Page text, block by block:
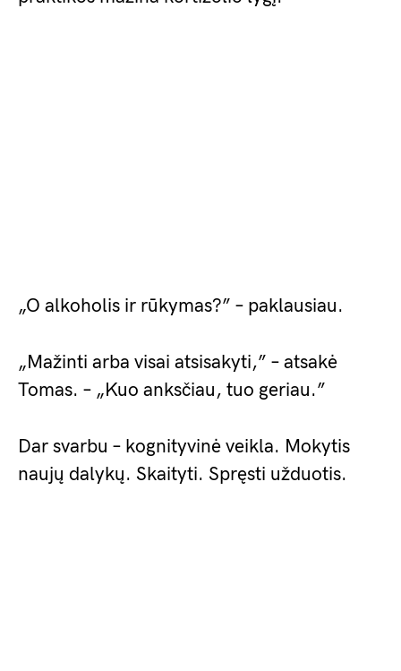
„O alkoholis ir rūkymas?” – paklausiau.
„Mažinti arba visai atsisakyti,” – atsakė
Tomas. – „Kuo anksčiau, tuo geriau.”
Dar svarbu – kognityvinė veikla. Mokytis
naujų dalykų. Skaityti. Spręsti užduotis.